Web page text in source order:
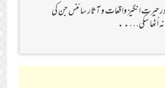
انگیز واقعات و آثار سائنس جن کی
اُٹھا سکی…..